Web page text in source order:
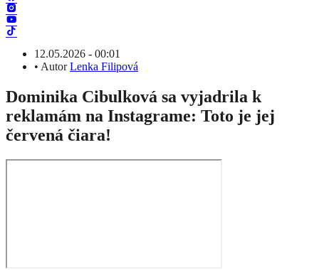
12.05.2026 - 00:01
• AutorLenka Filipová
Dominika Cibulková sa vyjadrila k
reklamám na Instagrame: Toto je jej
červená čiara!